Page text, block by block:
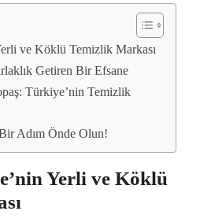
ve Köklü Temizlik Markası
Getiren Bir Efsane
Türkiye’nin Temizlik
Adım Önde Olun!
Yerli ve Köklü